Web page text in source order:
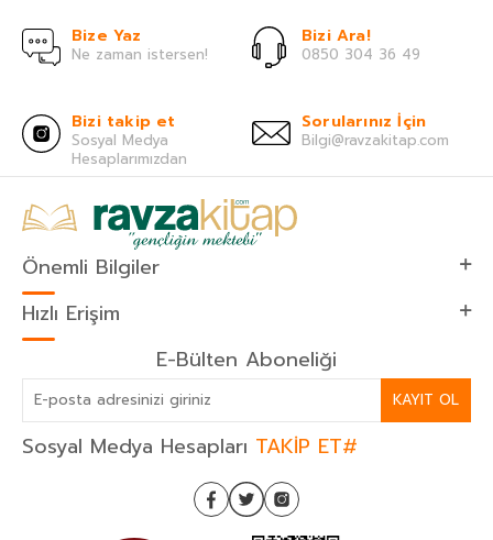
Bize Yaz
Ne zaman istersen!
Bizi Ara!
0850 304 36 49
Bizi takip et
Sosyal Medya
Hesaplarımızdan
Sorularınız İçin
Bilgi@ravzakitap.com
Önemli Bilgiler
Hızlı Erişim
E-Bülten Aboneliği
KAYIT OL
Sosyal Medya Hesapları TAKİP ET#